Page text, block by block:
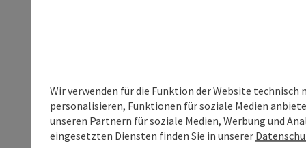
Wir verwenden für die Funktion der Website
personalisieren, Funktionen für soziale Medien
unseren Partnern für soziale Medien, Werbung und
eingesetzten Diensten finden Sie in unserer